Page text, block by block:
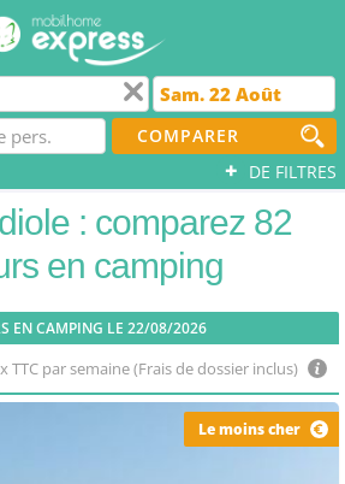
COMPARER
+ DE FILTRES
: comparez 82
en camping
EN CAMPING LE 22/08/2026
TTC par semaine (Frais de dossier inclus)
Le moins cher